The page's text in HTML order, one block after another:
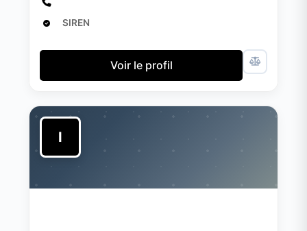
SIREN
Voir le profil
I